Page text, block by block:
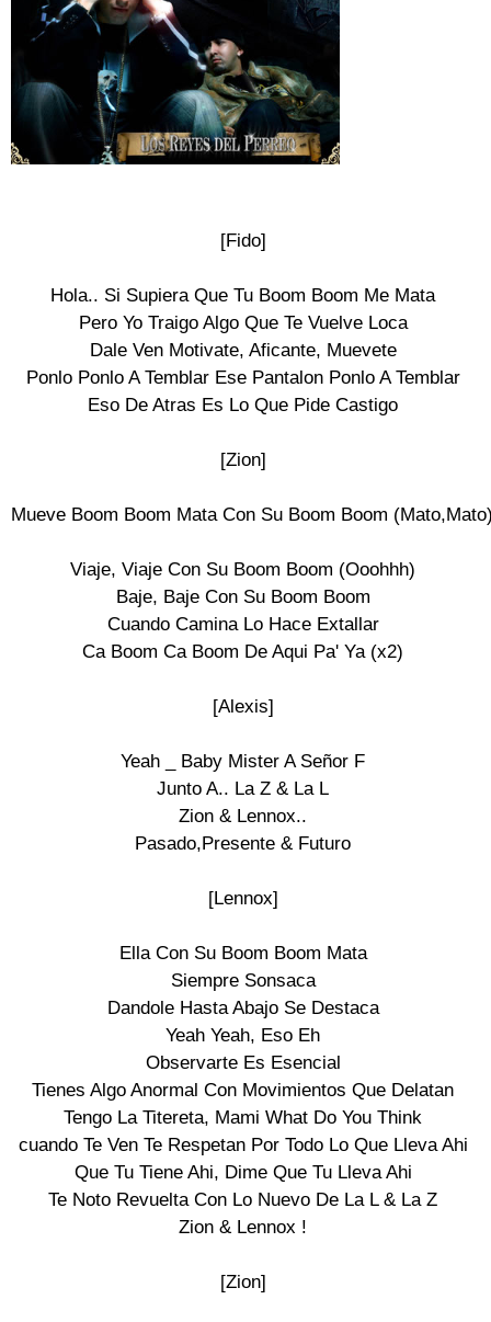
[Fido]
Hola.. Si Supiera Que Tu Boom Boom Me Mata
Pero Yo Traigo Algo Que Te Vuelve Loca
Dale Ven Motivate, Aficante, Muevete
Ponlo Ponlo A Temblar Ese Pantalon Ponlo A Temblar
Eso De Atras Es Lo Que Pide Castigo
[Zion]
Mueve Boom Boom Mata Con Su Boom Boom
Viaje, Viaje Con Su Boom Boom (Ooohhh)
Baje, Baje Con Su Boom Boom
Cuando Camina Lo Hace Extallar
Ca Boom Ca Boom De Aqui Pa' Ya (x2)
[Alexis]
Yeah _ Baby Mister A Señor F
Junto A.. La Z & La L
Zion & Lennox..
Pasado,Presente & Futuro
[Lennox]
Ella Con Su Boom Boom Mata
Siempre Sonsaca
Dandole Hasta Abajo Se Destaca
Yeah Yeah, Eso Eh
Observarte Es Esencial
Tienes Algo Anormal Con Movimientos Que Delatan
Tengo La Titereta, Mami What Do You Think
cuando Te Ven Te Respetan Por Todo Lo Que Lleva Ahi
Que Tu Tiene Ahi, Dime Que Tu Lleva Ahi
Te Noto Revuelta Con Lo Nuevo De La L & La Z
Zion & Lennox !
[Zion]